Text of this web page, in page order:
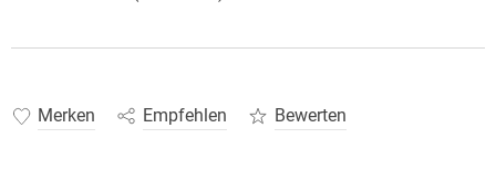
Merken Empfehlen Bewerten